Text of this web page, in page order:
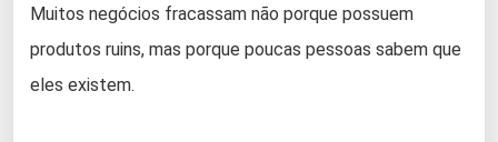
Muitos negócios fracassam não porque possuem
produtos ruins, mas porque poucas pessoas sabem que
eles existem.